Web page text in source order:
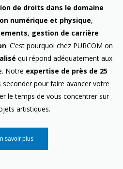
de droits dans le domaine
numérique et physique,
, gestion de carrière
. C’est pourquoi chez PURCOM on
qui répond adéquatement aux
Notre expertise de près de 25
pour faire avancer votre
le temps de vous concentrer sur
artistiques.
savoir plus